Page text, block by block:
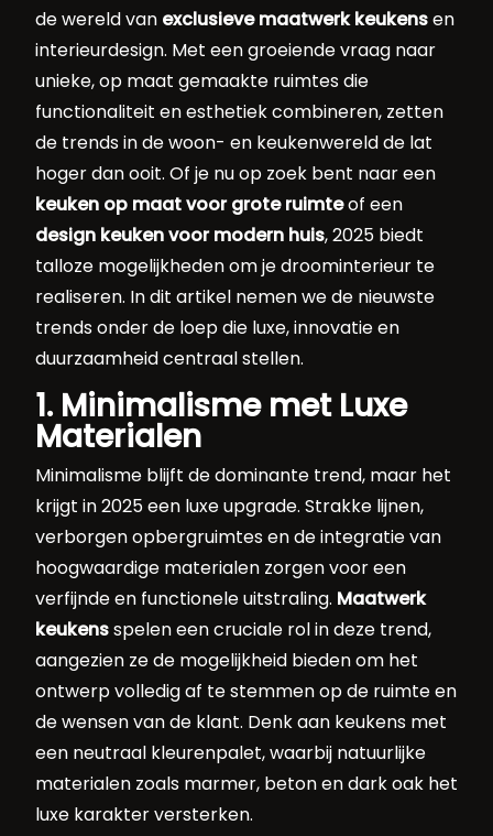
de wereld van exclusieve maatwerk keukens en
interieurdesign. Met een groeiende vraag naar
unieke, op maat gemaakte ruimtes die
functionaliteit en esthetiek combineren, zetten
de trends in de woon- en keukenwereld de lat
hoger dan ooit. Of je nu op zoek bent naar een
keuken op maat voor grote ruimteof een
design keuken voor modern huis, 2025 biedt
talloze mogelijkheden om je droominterieur te
realiseren. In dit artikel nemen we de nieuwste
trends onder de loep die luxe, innovatie en
duurzaamheid centraal stellen.
1. Minimalisme met Luxe
Materialen
Minimalisme blijft de dominante trend, maar het
krijgt in 2025 een luxe upgrade. Strakke lijnen,
verborgen opbergruimtes en de integratie van
hoogwaardige materialen zorgen voor een
verfijnde en functionele uitstraling. Maatwerk
keukens spelen een cruciale rol in deze trend,
aangezien ze de mogelijkheid bieden om het
ontwerp volledig af te stemmen op de ruimte en
de wensen van de klant. Denk aan keukens met
een neutraal kleurenpalet, waarbij natuurlijke
materialen zoals marmer, beton en dark oak het
luxe karakter versterken.